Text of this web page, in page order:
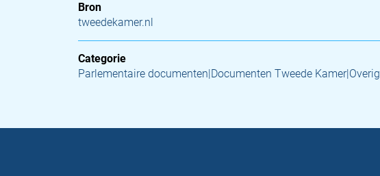
Bron
tweedekamer.nl
Categorie
Parlementaire documenten|Documenten Tweede Kamer|Overig